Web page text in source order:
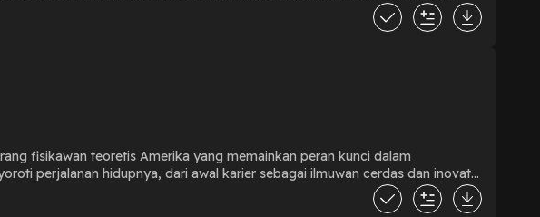
& Ekos
fisikawan teoretis Amerika yang memainkan peran kunci dalam
perjalanan hidupnya, dari awal karier sebagai ilmuwan cerdas dan inovatif
Serikat untuk mengembangkan bom atom. Selain menggambarkan
dihadapi Oppenheimer ketika menyadari kekuatan destruktif senjata